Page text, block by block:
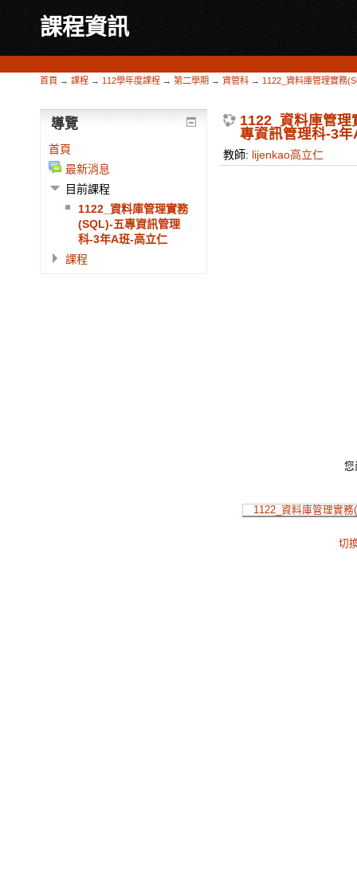
課程資訊
首頁 → 課程 → 112學年度課程 → 第二學期 → 資管科 → 1122_資料庫管理實務
1122_資料庫管理
專資訊管理科-3
教師: lijenkao高立仁
導覽
首頁
最新消息
目前課程
1122_資料庫管理實務
(SQL)-五專資訊管理
科-3年A班-高立仁
課程
您
1122_資料庫管理實
切